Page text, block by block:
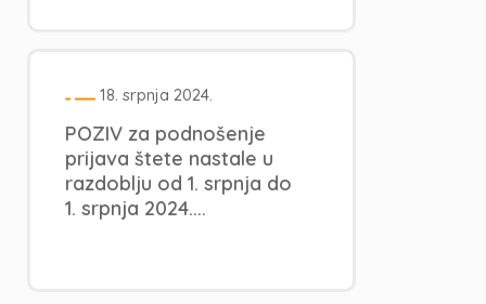
18. srpnja 2024.
POZIV za podnošenje
prijava štete nastale u
razdoblju od 1. srpnja do
1. srpnja 2024....